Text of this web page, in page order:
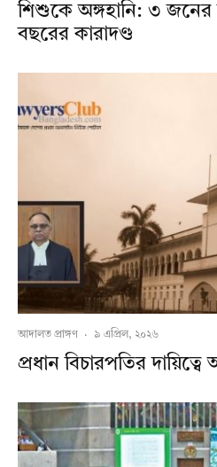
শিশুকে অঙ্গহানি: ৩
বছরের কারাদণ্ড
আদালত প্রাঙ্গণ · ৯ এপ্রিল, ২০২৬
প্রধান বিচারপতির